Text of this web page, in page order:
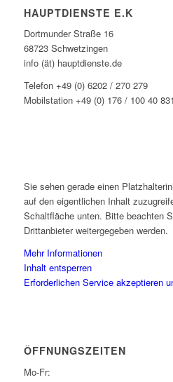
HAUPTDIENSTE E.K
Dortmunder Straße 16
68723 Schwetzingen
info (ät) hauptdienste.de
Telefon +49 (0) 6202 / 270 279
Mobilstation +49 (0) 176 / 100 40 831
Sie sehen gerade einen
auf den eigentlichen Inhalt
Schaltfläche unten. Bitte beachten
Drittanbieter weitergegeben werden.
Mehr Informationen
Inhalt entsperren
Erforderlichen Service akzeptieren
ÖFFNUNGSZEITEN
Mo-Fr: